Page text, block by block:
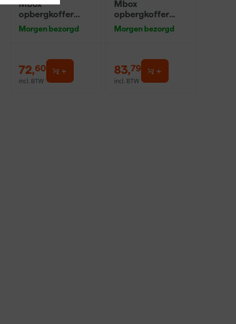
Mbox
opbergkoffer
nummer 3 -
215mm hoog
Morgen bezorgd
72,60
incl. BTW
Mbox
opbergkoffer
nummer 4 -
320mm hoog
Morgen bezorgd
83,79
incl. BTW